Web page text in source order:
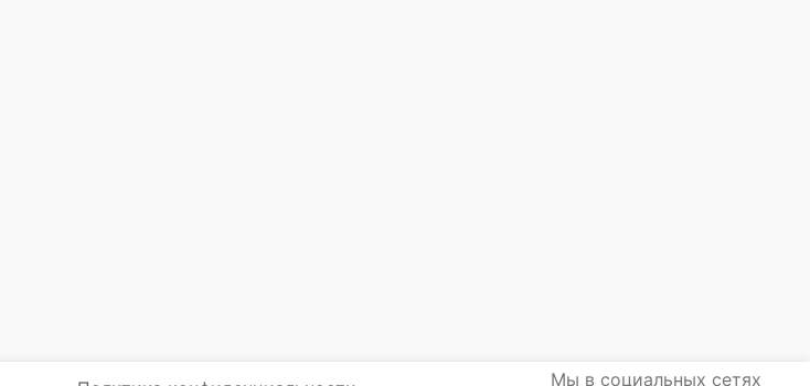
Мы в социальных сетях